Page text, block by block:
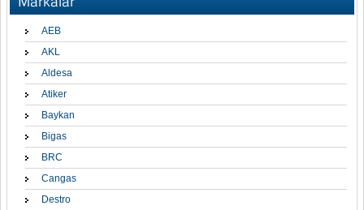
AEB
AKL
Aldesa
Atiker
Baykan
Bigas
BRC
Cangas
Destro